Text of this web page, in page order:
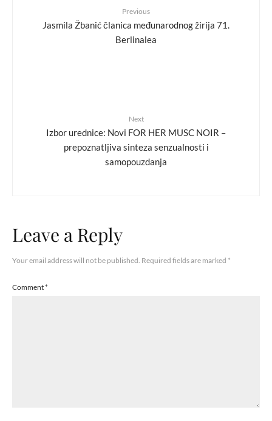
Previous
Jasmila Žbanić članica međunarodnog žirija 71.
Berlinalea
Next
Izbor urednice: Novi FOR HER MUSC NOIR –
prepoznatljiva sinteza senzualnosti i
samopouzdanja
Leave a Reply
Your email address will not be published. Required fields are marked *
Comment*